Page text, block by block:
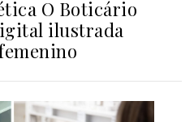
O Boticário
ilustrada